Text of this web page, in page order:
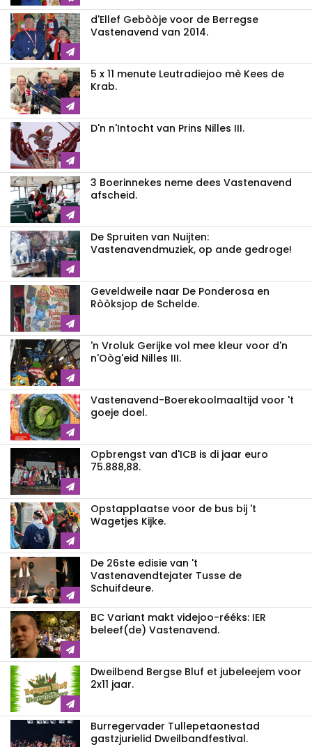
d'Ellef Gebòòje voor de Berregse
Vastenavend van 2014.
5 x 11 menute Leutradiejoo mè Kees de
Krab.
D'n n'Intocht van Prins Nilles III.
3 Boerinnekes neme dees Vastenavend
afscheid.
De Spruiten van Nuijten:
Vastenavendmuziek, op ande gedroge!
Geveldweile naar De Ponderosa en
Ròòksjop de Schelde.
'n Vroluk Gerijke vol mee kleur voor d'n
n'Oòg'eid Nilles III.
Vastenavend-Boerekoolmaaltijd voor 't
goeje doel.
Opbrengst van d'ICB is di jaar euro
75.888,88.
Opstapplaatse voor de bus bij 't
Wagetjes Kijke.
De 26ste edisie van 't
Vastenavendtejater Tusse de
Schuifdeure.
BC Variant makt videjoo-rééks: IER
beleef(de) Vastenavend.
Dweilbend Bergse Bluf et jubeleejem voor
2x11 jaar.
Burregervader Tullepetaonestad
gastzjurielid Dweilbandfestival.